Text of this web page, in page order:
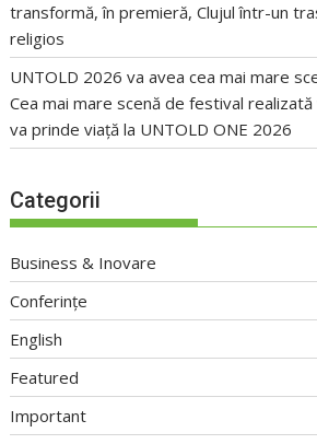
transformă, în premieră, Clujul într-un
religios
UNTOLD 2026 va avea cea mai mare
Cea mai mare scenă de festival
va prinde viață la UNTOLD ONE 2026
Categorii
Business & Inovare
Conferințe
English
Featured
Important